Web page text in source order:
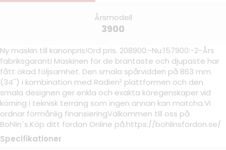
Årsmodell
3900
Ny maskin till kanonpris!Ord pris. 208900:-Nu:157900:-2-Års
fabriksgaranti Maskinen för de brantaste och djupaste har
fått ökad följsamhet. Den smala spårvidden på 863 mm
(34'') i kombination med Radien² plattformen och den
smala designen ger enkla och exakta köregenskaper vid
körning i teknisk terräng som ingen annan kan matcha.Vi
ordnar förmånlig finansieringVälkommen till oss på
Bohlin`s.Köp ditt fordon Online på.https://bohlinsfordon.se/
Specifikationer